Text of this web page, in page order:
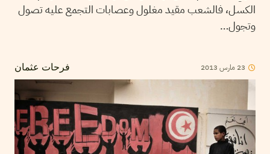
الكسل، فالشعب مقيد مغلول وعصابات التجمع عليه تصول
وتجول…
فرحات عثمان 23 مارس 2013